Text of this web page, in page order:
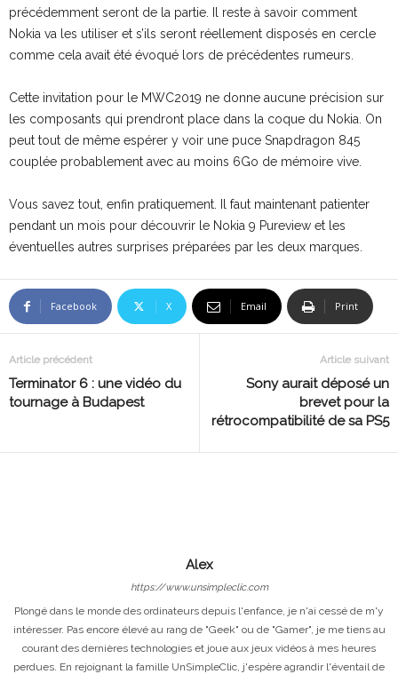
précédemment seront de la partie. Il reste à savoir comment
Nokia va les utiliser et s’ils seront réellement disposés en cercle
comme cela avait été évoqué lors de précédentes rumeurs.
Cette invitation pour le MWC2019 ne donne aucune précision sur
les composants qui prendront place dans la coque du Nokia. On
peut tout de même espérer y voir une puce Snapdragon 845
couplée probablement avec au moins 6Go de mémoire vive.
Vous savez tout, enfin pratiquement. Il faut maintenant patienter
pendant un mois pour découvrir le Nokia 9 Pureview et les
éventuelles autres surprises préparées par les deux marques.
Facebook X Email Print
Article précédent
Terminator 6 : une vidéo du
tournage à Budapest
Article suivant
Sony aurait déposé un
brevet pour la
rétrocompatibilité de sa PS5
Alex
https://www.unsimpleclic.com
Plongé dans le monde des ordinateurs depuis l'enfance, je n'ai cessé de m'y
intéresser. Pas encore élevé au rang de "Geek" ou de "Gamer", je me tiens au
courant des dernières technologies et joue aux jeux vidéos à mes heures
perdues. En rejoignant la famille UnSimpleClic, j'espère agrandir l'éventail de